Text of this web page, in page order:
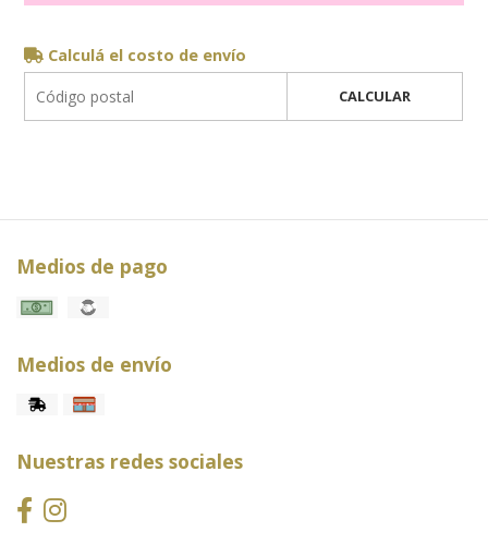
Calculá el costo de envío
CALCULAR
Medios de pago
Medios de envío
Nuestras redes sociales